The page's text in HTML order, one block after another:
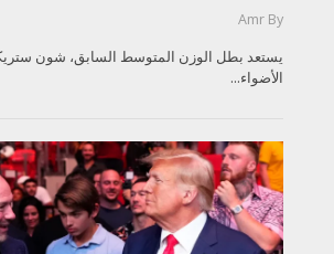
By
Amr
يستعد بطل الوزن المتوسط السابق، شون
الأضواء...